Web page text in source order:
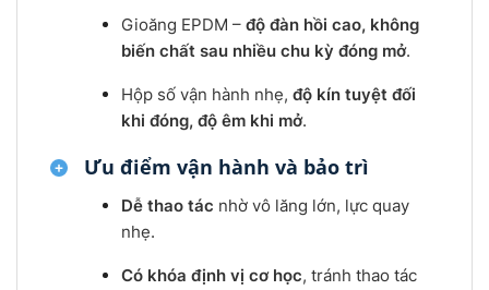
Gioăng EPDM – độ đàn hồi cao, không
biến chất sau nhiều chu kỳ đóng mở.
Hộp số vận hành nhẹ, độ kín tuyệt đối
khi đóng, độ êm khi mở.
Ưu điểm vận hành và bảo trì
Dễ thao tác nhờ vô lăng lớn, lực quay
nhẹ.
Có khóa định vị cơ học, tránh thao tác